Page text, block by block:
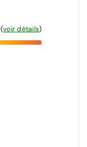
(voir détails)